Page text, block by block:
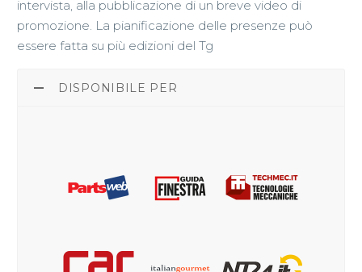
intervista, alla pubblicazione di un breve video di
promozione. La pianificazione delle presenze può
essere fatta su più edizioni del Tg
DISPONIBILE PER